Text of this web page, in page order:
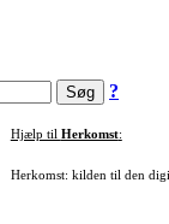
?
Hjælp til Herkomst:
Herkomst: kilden til den